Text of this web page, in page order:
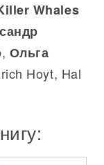
Whales
, Ольга
Hoyt, Hal